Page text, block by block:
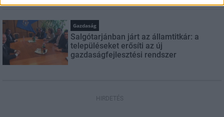
Gazdaság
Salgótarjánban járt az államtitkár: a
településeket erősíti az új
gazdaságfejlesztési rendszer
HIRDETÉS